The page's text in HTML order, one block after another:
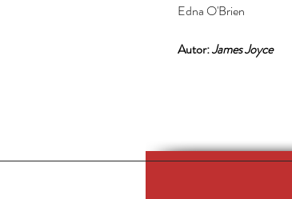
Edna O'Brien
Autor:James Joyce